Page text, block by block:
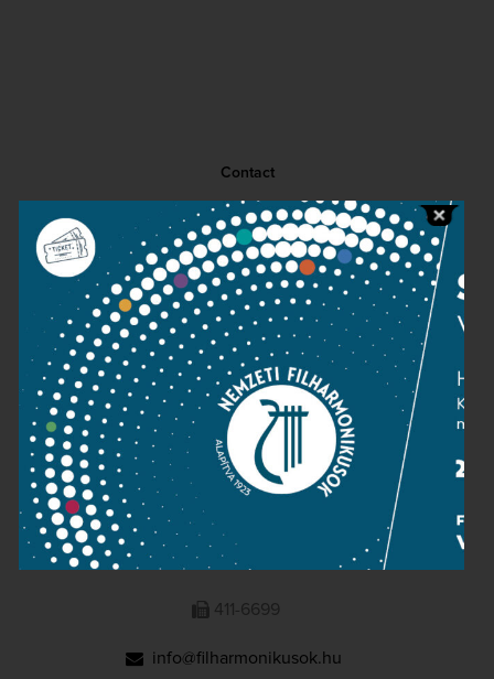
Contact
Public information
Press room
Terms and privacy
Imprint
NATIONAL PHILHARMONIC
1095 Budapest, Komor Marcell u. 1. (Müpa)
411-6600
411-6699
info@filharmonikusok.hu